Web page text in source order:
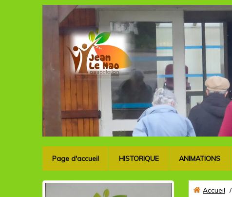
Page d'accueil HISTORIQUE ANIMATIONS
Accueil /